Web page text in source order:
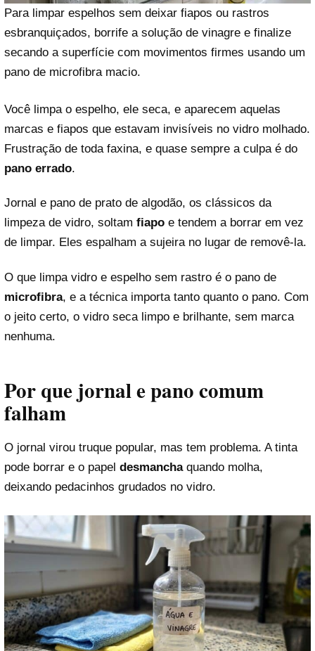
Para limpar espelhos sem deixar fiapos ou rastros
esbranquiçados, borrife a solução de vinagre e finalize
secando a superfície com movimentos firmes usando um
pano de microfibra macio.
Você limpa o espelho, ele seca, e aparecem aquelas
marcas e fiapos que estavam invisíveis no vidro molhado.
Frustração de toda faxina, e quase sempre a culpa é do
pano errado.
Jornal e pano de prato de algodão, os clássicos da
limpeza de vidro, soltam fiapo e tendem a borrar em vez
de limpar. Eles espalham a sujeira no lugar de removê-la.
O que limpa vidro e espelho sem rastro é o pano de
microfibra, e a técnica importa tanto quanto o pano. Com
o jeito certo, o vidro seca limpo e brilhante, sem marca
nenhuma.
Por que jornal e pano comum
falham
O jornal virou truque popular, mas tem problema. A tinta
pode borrar e o papel desmanchaquando molha,
deixando pedacinhos grudados no vidro.